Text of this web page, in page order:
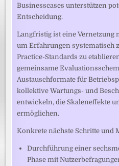
Businesscases unterstützen
Entscheidung.
Langfristig ist eine Vernetzung
um Erfahrungen systematisch
Practice-Standards zu
gemeinsame
Austauschformate für
kollektive Wartungs- und
entwickeln, die Skaleneffekte
ermöglichen.
Konkrete nächste Schritte und
Durchführung einer
Phase mit